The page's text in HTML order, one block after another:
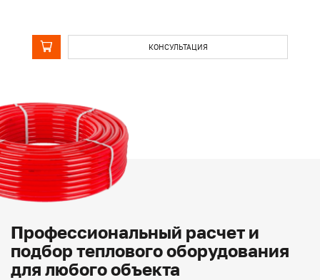
КОНСУЛЬТАЦИЯ
Профессиональный расчет и
подбор теплового оборудования
для любого объекта